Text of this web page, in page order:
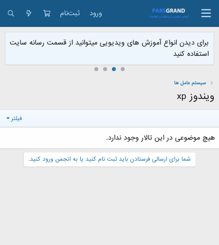
ورود ثبت‌نام
برای دیدن انواع آموزش های ویدیویی میتوانید از قسمت رسانه سایت
استفاده کنید
سیستم عامل ها
ویندوز xp
فیلتر
هیچ موضوعی در این تالار وجود ندارد.
شما برای ارسالی فرستادن باید ثبت نام کنید یا به انجمن ورود کنید.